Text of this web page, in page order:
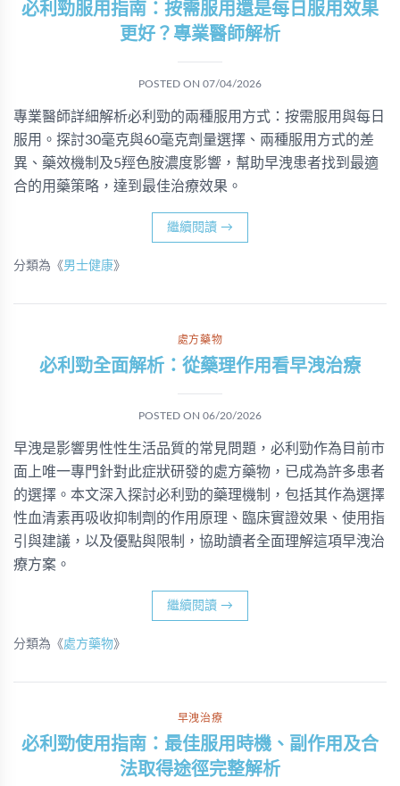
必利勁服用指南：按需服用還是每日服用效果
更好？專業醫師解析
POSTED ON 07/04/2026
專業醫師詳細解析必利勁的兩種服用方式：按需服用與每日
服用。探討30毫克與60毫克劑量選擇、兩種服用方式的差
異、藥效機制及5羥色胺濃度影響，幫助早洩患者找到最適
合的用藥策略，達到最佳治療效果。
繼續閱讀 →
分類為《男士健康》
處方藥物
必利勁全面解析：從藥理作用看早洩治療
POSTED ON 06/20/2026
早洩是影響男性性生活品質的常見問題，必利勁作為目前市
面上唯一專門針對此症狀研發的處方藥物，已成為許多患者
的選擇。本文深入探討必利勁的藥理機制，包括其作為選擇
性血清素再吸收抑制劑的作用原理、臨床實證效果、使用指
引與建議，以及優點與限制，協助讀者全面理解這項早洩治
療方案。
繼續閱讀 →
分類為《處方藥物》
早洩治療
必利勁使用指南：最佳服用時機、副作用及合
法取得途徑完整解析